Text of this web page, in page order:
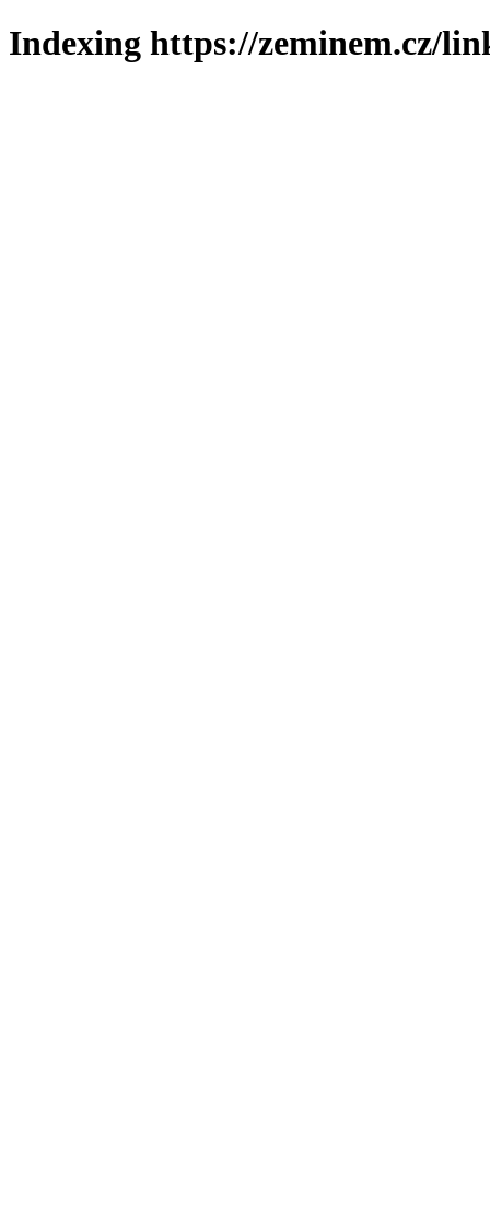
Indexing https://zeminem.cz/